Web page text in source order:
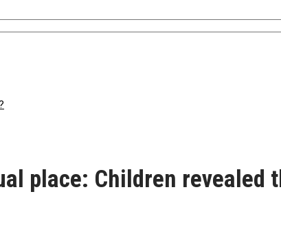
place: Children revealed